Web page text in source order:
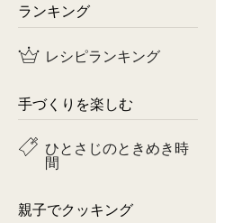
ランキング
レシピランキング
手づくりを楽しむ
ひとさじのときめき時
間
親子でクッキング